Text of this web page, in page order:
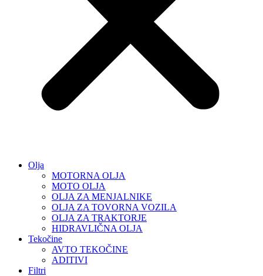
Olja
MOTORNA OLJA
MOTO OLJA
OLJA ZA MENJALNIKE
OLJA ZA TOVORNA VOZILA
OLJA ZA TRAKTORJE
HIDRAVLIČNA OLJA
Tekočine
AVTO TEKOČINE
ADITIVI
Filtri